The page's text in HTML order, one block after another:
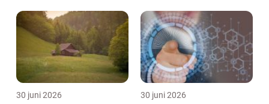
30 juni 2026 30 juni 2026